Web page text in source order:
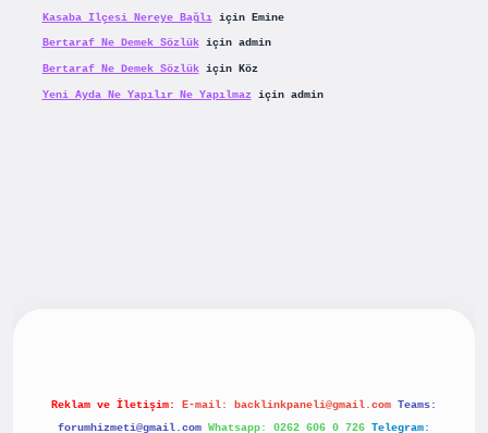
Kasaba Ilçesi Nereye Bağlıiçin Emine
Bertaraf Ne Demek Sözlükiçin admin
Bertaraf Ne Demek Sözlükiçin Köz
Yeni Ayda Ne Yapılır Ne Yapılmaziçin admin
Reklam ve İletişim: E-mail: backlinkpaneli@gmail.com Teams:
forumhizmeti@gmail.com Whatsapp: 0262 606 0 726 Telegram: